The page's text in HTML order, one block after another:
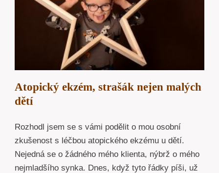
Atopický ekzém, strašák nejen malých
dětí
Rozhodl jsem se s vámi podělit o mou osobní
zkušenost s léčbou atopického ekzému u dětí.
Nejedná se o žádného mého klienta, nýbrž o mého
nejmladšího synka. Dnes, když tyto řádky píši, už